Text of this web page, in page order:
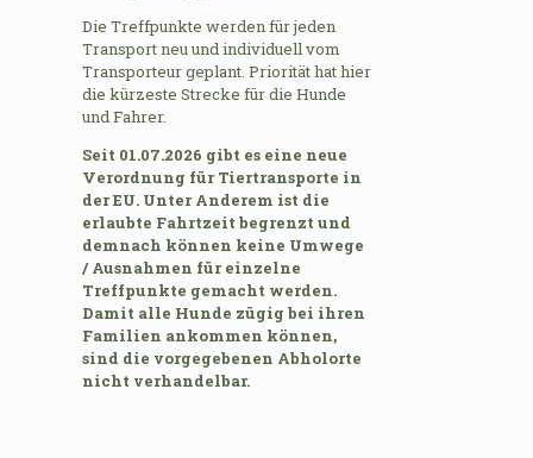
Die Treffpunkte werden für jeden
Transport neu und individuell vom
Transporteur geplant. Priorität hat hier
die kürzeste Strecke für die Hunde
und Fahrer.
Seit 01.07.2026 gibt es eine neue
Verordnung für Tiertransporte in
der EU. Unter Anderem ist die
erlaubte Fahrtzeit begrenzt und
demnach können keine Umwege
/ Ausnahmen für einzelne
Treffpunkte gemacht werden.
Damit alle Hunde zügig bei ihren
Familien ankommen können,
sind die vorgegebenen Abholorte
nicht verhandelbar.